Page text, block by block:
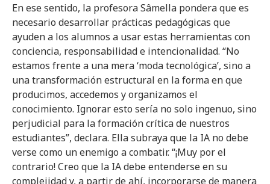
En ese sentido, la profesora Sâmella pondera que es
necesario desarrollar prácticas pedagógicas que
ayuden a los alumnos a usar estas herramientas con
conciencia, responsabilidad e intencionalidad. “No
estamos frente a una mera ‘moda tecnológica’, sino a
una transformación estructural en la forma en que
producimos, accedemos y organizamos el
conocimiento. Ignorar esto sería no solo ingenuo, sino
perjudicial para la formación crítica de nuestros
estudiantes”, declara. Ella subraya que la IA no debe
verse como un enemigo a combatir. “¡Muy por el
contrario! Creo que la IA debe entenderse en su
complejidad y, a partir de ahí, incorporarse de manera